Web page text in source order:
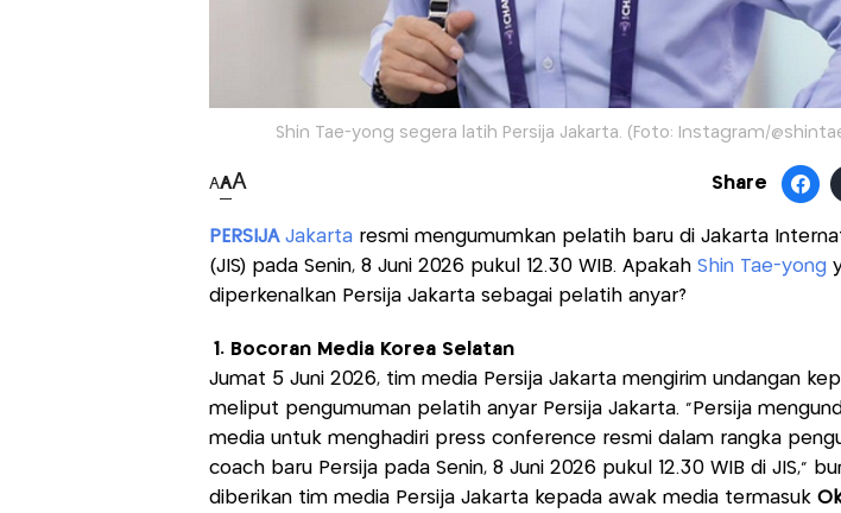
Shin Tae-yong segera latih Persija Jakarta. (Foto: Instagram/
AAA Share
PERSIJAJakartaresmi mengumumkan pelatih baru di Jakarta
(JIS) pada Senin, 8 Juni 2026 pukul 12.30 WIB. Apakah Shin Tae-yong
diperkenalkan Persija Jakarta sebagai pelatih anyar?
1. Bocoran Media Korea Selatan
Jumat 5 Juni 2026, tim media Persija Jakarta mengirim undangan
meliput pengumuman pelatih anyar Persija Jakarta. “Persija
media untuk menghadiri press conference resmi dalam rangka
coach baru Persija pada Senin, 8 Juni 2026 pukul 12.30 WIB di JIS,”
diberikan tim media Persija Jakarta kepada awak media termasuk